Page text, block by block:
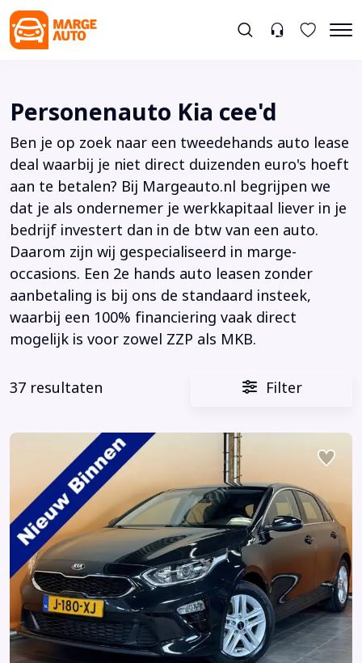
Personenauto Kia cee'd
Ben je op zoek naar een tweedehands auto lease
deal waarbij je niet direct duizenden euro's hoeft
aan te betalen? Bij Margeauto.nl begrijpen we
dat je als ondernemer je werkkapitaal liever in je
bedrijf investert dan in de btw van een auto.
Daarom zijn wij gespecialiseerd in marge-
occasions. Een 2e hands auto leasen zonder
aanbetaling is bij ons de standaard insteek,
waarbij een 100% financiering vaak direct
mogelijk is voor zowel ZZP als MKB.
37 resultaten Filter